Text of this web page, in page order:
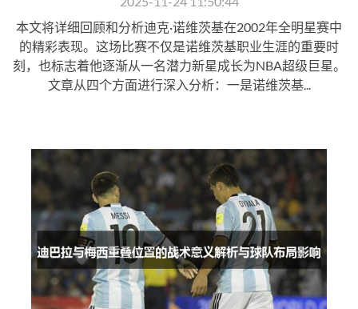
本文将详细回顾和分析迪克·诺维茨基在2002年全明星赛中
的精彩表现。这场比赛不仅是诺维茨基职业生涯的重要时
刻，也标志着他逐渐从一名潜力新星成长为NBA超级巨星。
文章从四个方面进行深入分析：一是诺维茨基...